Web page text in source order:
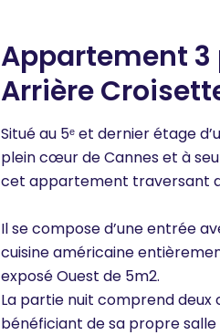
Appartement 3
Arrière
Situé au 5ᵉ et dernier étage
plein cœur de Cannes et à
cet appartement traversant
Il se compose d’une entrée
cuisine américaine
exposé Ouest de 5m2.
La partie nuit comprend
bénéficiant de sa propre salle